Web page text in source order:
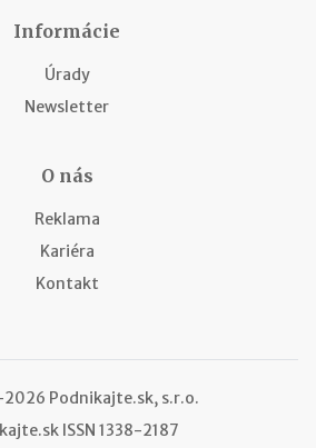
Informácie
Úrady
Newsletter
O nás
Reklama
Kariéra
Kontakt
Podnikajte.sk, s.r.o.
ISSN 1338-2187